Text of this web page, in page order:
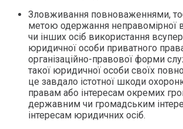
Зловживання повноваженнями,
метою одержання неправомірної
чи інших осіб використання
юридичної особи приватного
організаційно-правової форми
такої юридичної особи своїх
це завдало істотної шкоди
правам або інтересам окремих
державним чи громадським
інтересам юридичних осіб.